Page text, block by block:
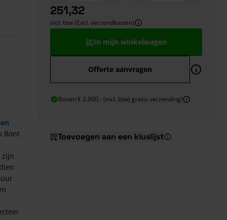
Bont
zijn
251,32
incl. btw (Excl. verzendkosten)
In mijn winkelwagen
Offerte aanvragen
Boven € 2.000,- (incl. btw) gratis verzending!
Toevoegen aan een kluslijst